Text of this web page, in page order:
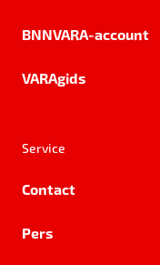
BNNVARA-account
VARAgids
Service
Contact
Pers